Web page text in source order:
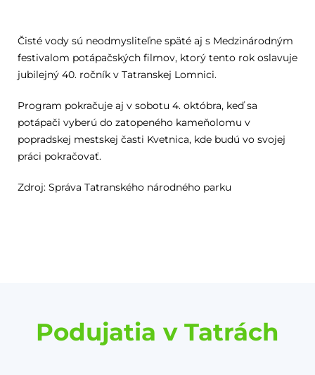
Čisté vody sú neodmysliteľne späté aj s Medzinárodným
festivalom potápačských filmov, ktorý tento rok oslavuje
jubilejný 40. ročník v Tatranskej Lomnici.
Program pokračuje aj v sobotu 4. októbra, keď sa
potápači vyberú do zatopeného kameňolomu v
popradskej mestskej časti Kvetnica, kde budú vo svojej
práci pokračovať.
Zdroj: Správa Tatranského národného parku
Podujatia v Tatrách